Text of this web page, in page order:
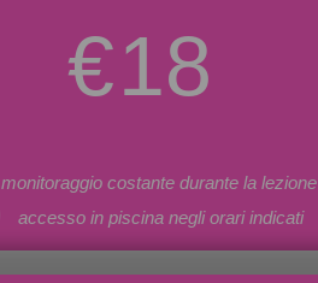
€18
monitoraggio costante durante la lezione
accesso in piscina negli orari indicati